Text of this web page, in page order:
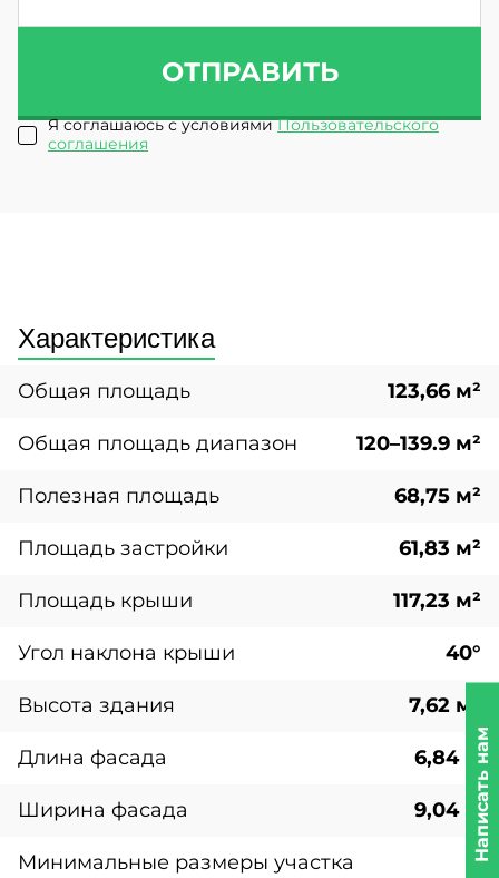
ОТПРАВИТЬ
Я соглашаюсь с условиямиПользовательского
соглашения
Характеристика
Общая площадь 123,66 м²
Общая площадь диапазон 120–139.9 м²
Полезная площадь 68,75 м²
Площадь застройки 61,83 м²
Площадь крыши 117,23 м²
Угол наклона крыши 40°
Высота здания 7,62 м²
Длина фасада 6,84 м
Ширина фасада 9,04 м
Минимальные размеры участка
Написать нам